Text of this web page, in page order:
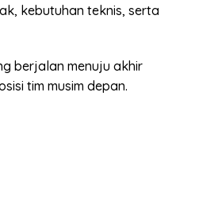
kebutuhan teknis, serta
berjalan menuju akhir
tim musim depan.